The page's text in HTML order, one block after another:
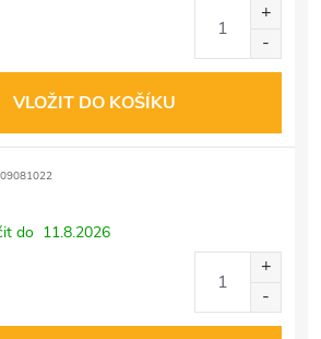
VLOŽIT DO KOŠÍKU
09081022
do 11.8.2026